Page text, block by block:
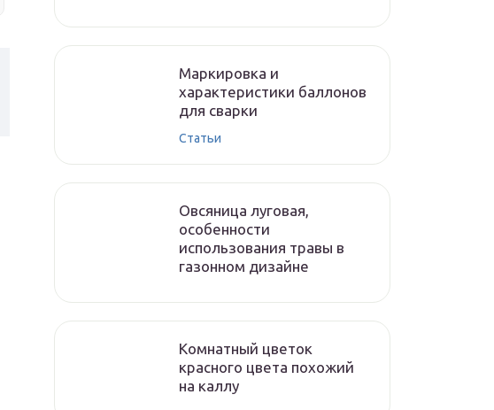
Маркировка и
характеристики баллонов
для сварки
Статьи
Овсяница луговая,
особенности
использования травы в
газонном дизайне
Комнатный цветок
красного цвета похожий
на каллу